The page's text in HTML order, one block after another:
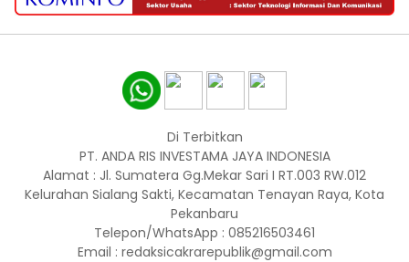
Di Terbitkan
PT. ANDA RIS INVESTAMA JAYA INDONESIA
Alamat : Jl. Sumatera Gg.Mekar Sari I RT.003 RW.012
Kelurahan Sialang Sakti, Kecamatan Tenayan Raya, Kota
Pekanbaru
Telepon/WhatsApp : 085216503461
Email : redaksicakrarepublik@gmail.com